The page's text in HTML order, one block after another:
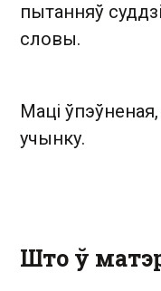
пытанняў
словы.
Маці
учынку.
Што ў